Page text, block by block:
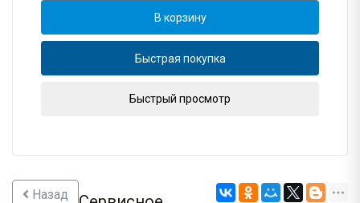
В корзину
Быстрая покупка
Быстрый просмотр
Назад